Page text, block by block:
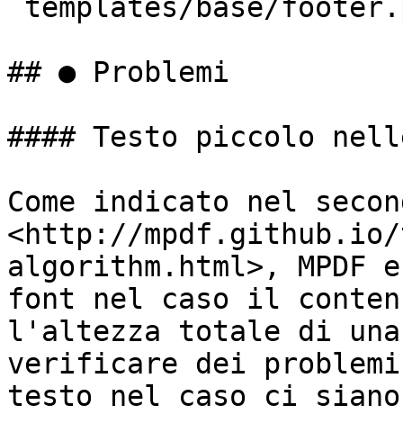
`templates/base/
## ● Problemi
#### Testo piccolo
Come indicato nel
<http://
algorithm.html>,
font nel caso il
l'altezza totale di una
verificare dei
testo nel caso ci